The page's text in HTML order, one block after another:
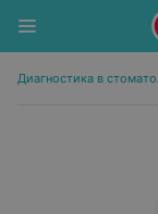
Диагностика в